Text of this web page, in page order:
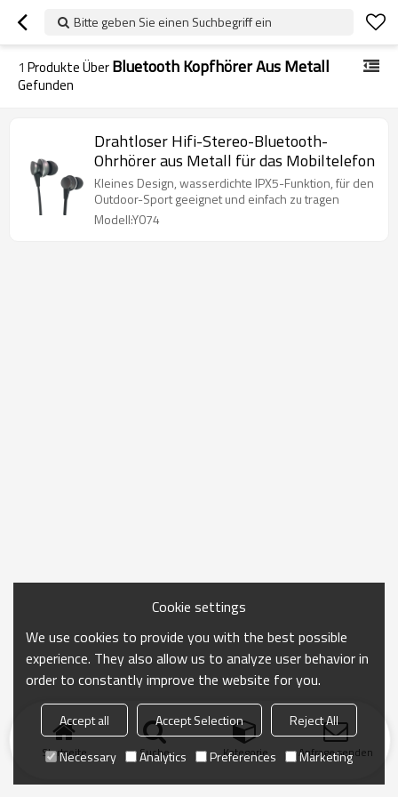
Bitte geben Sie einen Suchbegriff ein
1 Produkte ÜberBluetooth Kopfhörer Aus Metall
Gefunden
Drahtloser Hifi-Stereo-Bluetooth-
Ohrhörer aus Metall für das Mobiltelefon
Kleines Design, wasserdichte IPX5-Funktion, für den
Outdoor-Sport geeignet und einfach zu tragen
Modell:Y074
Startseite Suche Kategorie Anfrage senden
Cookie settings
We use cookies to provide you with the best possible
experience. They also allow us to analyze user behavior in
order to constantly improve the website for you.
Accept all Accept Selection
Reject All
Necessary
Analytics Preferences Marketing